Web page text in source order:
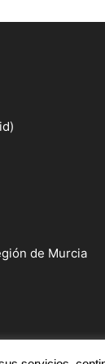
de Murcia